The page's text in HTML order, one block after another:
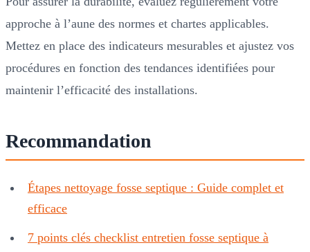
approche à l’aune des normes et chartes applicables.
Mettez en place des indicateurs mesurables et ajustez vos
procédures en fonction des tendances identifiées pour
maintenir l’efficacité des installations.
Recommandation
Étapes nettoyage fosse septique : Guide complet et
efficace
7 points clés checklist entretien fosse septique à